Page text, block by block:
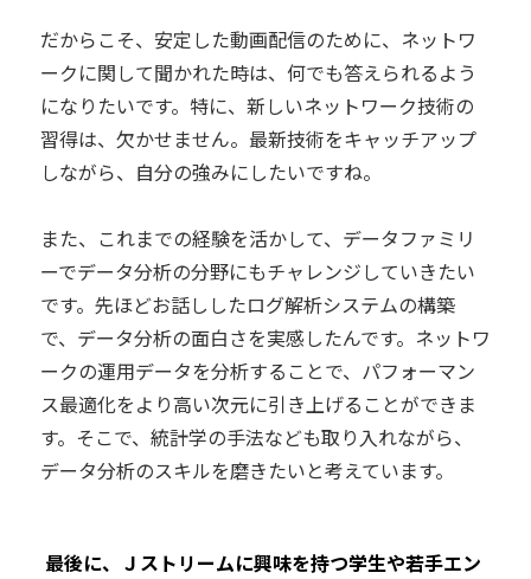
だからこそ、安定した動画配信のために、ネットワ
ークに関して聞かれた時は、何でも答えられるよう
になりたいです。特に、新しいネットワーク技術の
習得は、欠かせません。最新技術をキャッチアップ
しながら、自分の強みにしたいですね。
また、これまでの経験を活かして、データファミリ
ーでデータ分析の分野にもチャレンジしていきたい
です。先ほどお話ししたログ解析システムの構築
で、データ分析の面白さを実感したんです。ネットワ
ークの運用データを分析することで、パフォーマン
ス最適化をより高い次元に引き上げることができま
す。そこで、統計学の手法なども取り入れながら、
データ分析のスキルを磨きたいと考えています。
―― 最後に、Ｊストリームに興味を持つ学生や若手エン